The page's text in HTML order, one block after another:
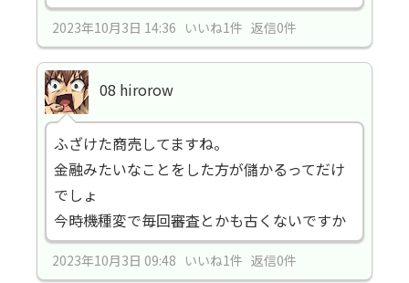
2023年10月3日 14:36 いいね1件 返信0件
08 hirorow
ふざけた商売してますね。
金融みたいなことをした方が儲かるってだけ
でしょ
今時機種変で毎回審査とかも古くないですか
2023年10月3日 09:48 いいね1件 返信0件